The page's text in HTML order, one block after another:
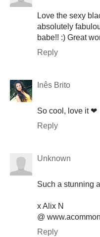
Love the sexy
absolutely
babe!! :) Great
Reply
Inês Brito
So cool, love it ❤
Reply
Unknown
Such a stunning
x Alix N
@
Reply